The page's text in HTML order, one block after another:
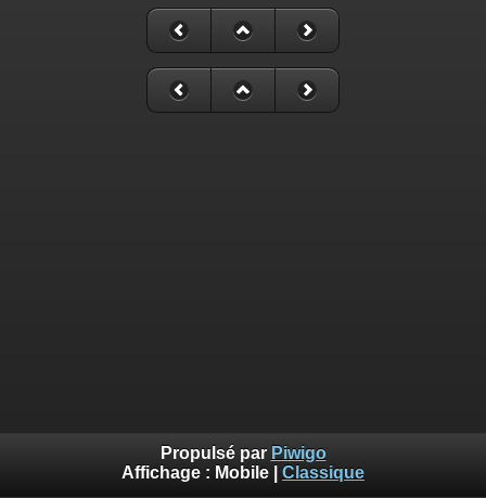
Propulsé par Piwigo
Affichage : Mobile Classique